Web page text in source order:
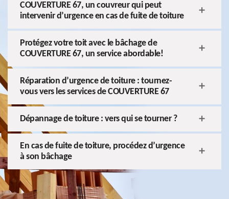
COUVERTURE 67, un couvreur qui peut
intervenir d’urgence en cas de fuite de toiture
Protégez votre toit avec le bâchage de
COUVERTURE 67, un service abordable!
Réparation d’urgence de toiture : tournez-
vous vers les services de COUVERTURE 67
Dépannage de toiture : vers qui se tourner ?
En cas de fuite de toiture, procédez d’urgence
à son bâchage